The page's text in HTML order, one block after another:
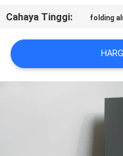
PERMINTAAN
PENAWARAN
SITEMAP
Cahaya Tinggi: folding